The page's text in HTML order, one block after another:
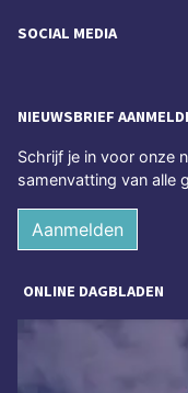
SOCIAL MEDIA
NIEUWSBRIEF
Schrijf je in voor onze
samenvatting van alle
Aanmelden
ONLINE DAGBLADEN